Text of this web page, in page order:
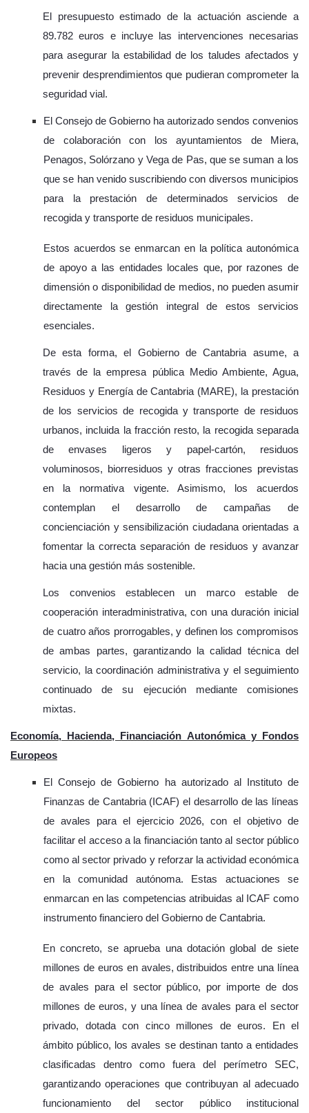
El presupuesto estimado de la actuación asciende a
89.782 euros e incluye las intervenciones necesarias
para asegurar la estabilidad de los taludes afectados y
prevenir desprendimientos que pudieran comprometer la
seguridad vial.
El Consejo de Gobierno ha autorizado sendos convenios
de colaboración con los ayuntamientos de Miera,
Penagos, Solórzano y Vega de Pas, que se suman a los
que se han venido suscribiendo con diversos municipios
para la prestación de determinados servicios de
recogida y transporte de residuos municipales.
Estos acuerdos se enmarcan en la política autonómica
de apoyo a las entidades locales que, por razones de
dimensión o disponibilidad de medios, no pueden asumir
directamente la gestión integral de estos servicios
esenciales.
De esta forma, el Gobierno de Cantabria asume, a
través de la empresa pública Medio Ambiente, Agua,
Residuos y Energía de Cantabria (MARE), la prestación
de los servicios de recogida y transporte de residuos
urbanos, incluida la fracción resto, la recogida separada
de envases ligeros y papel-cartón, residuos
voluminosos, biorresiduos y otras fracciones previstas
en la normativa vigente. Asimismo, los acuerdos
contemplan el desarrollo de campañas de
concienciación y sensibilización ciudadana orientadas a
fomentar la correcta separación de residuos y avanzar
hacia una gestión más sostenible.
Los convenios establecen un marco estable de
cooperación interadministrativa, con una duración inicial
de cuatro años prorrogables, y definen los compromisos
de ambas partes, garantizando la calidad técnica del
servicio, la coordinación administrativa y el seguimiento
continuado de su ejecución mediante comisiones
mixtas.
Economía, Hacienda, Financiación Autonómica y Fondos
Europeos
El Consejo de Gobierno ha autorizado al Instituto de
Finanzas de Cantabria (ICAF) el desarrollo de las líneas
de avales para el ejercicio 2026, con el objetivo de
facilitar el acceso a la financiación tanto al sector público
como al sector privado y reforzar la actividad económica
en la comunidad autónoma. Estas actuaciones se
enmarcan en las competencias atribuidas al ICAF como
instrumento financiero del Gobierno de Cantabria.
En concreto, se aprueba una dotación global de siete
millones de euros en avales, distribuidos entre una línea
de avales para el sector público, por importe de dos
millones de euros, y una línea de avales para el sector
privado, dotada con cinco millones de euros. En el
ámbito público, los avales se destinan tanto a entidades
clasificadas dentro como fuera del perímetro SEC,
garantizando operaciones que contribuyan al adecuado
funcionamiento del sector público institucional